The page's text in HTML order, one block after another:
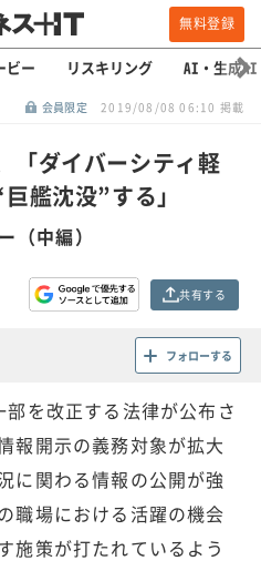
無料登録
ビー リスキリング AI・生成AI
会員限定 2019/08/08 06:10 掲載
「ダイバーシティ軽
艦沈没”する」
（中編）
共有する
フォローする
を改正する法律が公布さ
報開示の義務対象が拡大
に関わる情報の公開が強
職場における活躍の機会
施策が打たれているよう